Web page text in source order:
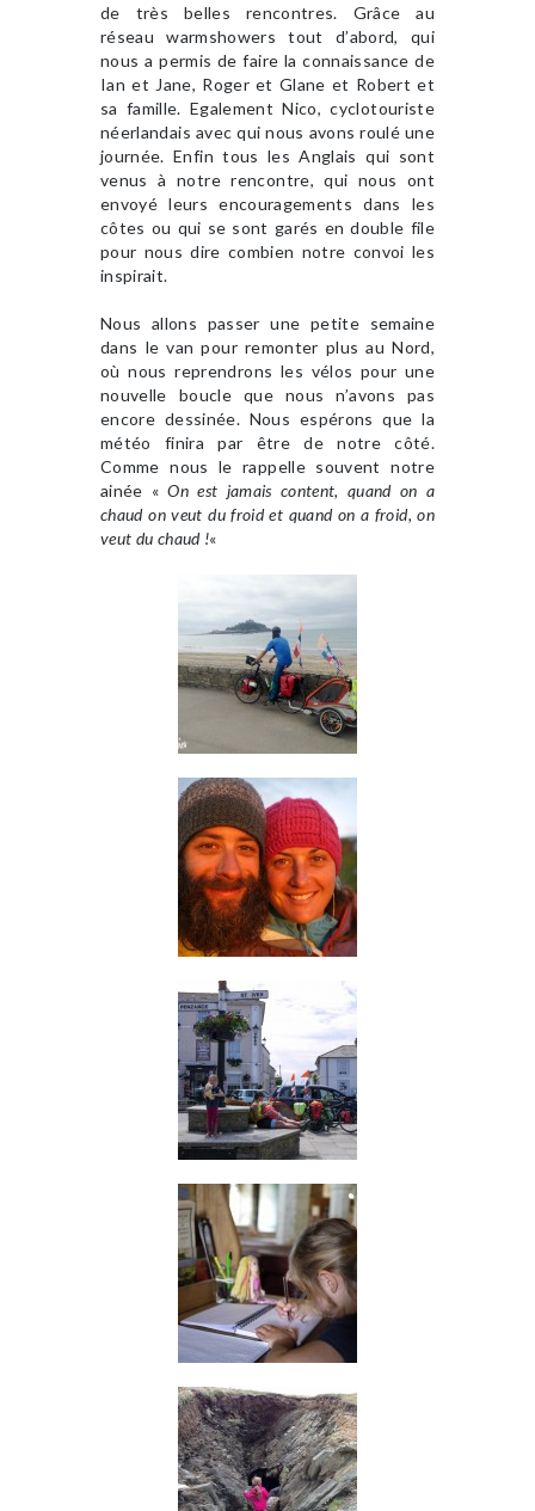
de très belles rencontres. Grâce au
réseau warmshowers tout d’abord, qui
nous a permis de faire la connaissance de
Ian et Jane, Roger et Glane et Robert et
sa famille. Egalement Nico, cyclotouriste
néerlandais avec qui nous avons roulé une
journée. Enfin tous les Anglais qui sont
venus à notre rencontre, qui nous ont
envoyé leurs encouragements dans les
côtes ou qui se sont garés en double file
pour nous dire combien notre convoi les
inspirait.
Nous allons passer une petite semaine
dans le van pour remonter plus au Nord,
où nous reprendrons les vélos pour une
nouvelle boucle que nous n’avons pas
encore dessinée. Nous espérons que la
météo finira par être de notre côté.
Comme nous le rappelle souvent notre
ainée «On est jamais content, quand on a
chaud on veut du froid et quand on a froid, on
veut du chaud !«